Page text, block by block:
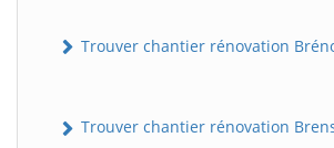
Trouver chantier rénovation
Trouver chantier rénovation